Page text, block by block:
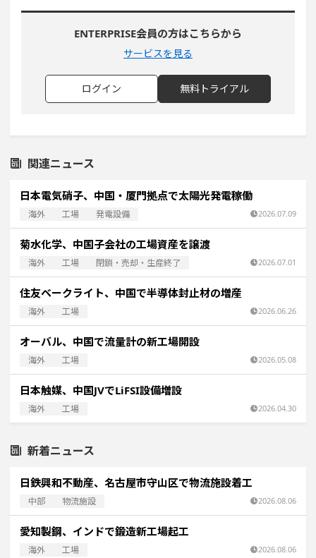
ENTERPRISE会員の方はこちらから
サービスを見る
ログイン 無料トライアル
関連ニュース
日本電気硝子、中国・厦門拠点で太陽光発電稼働
海外 工場 発電設備 2026.07.09
菊水化学、中国子会社の工場資産を譲渡
海外 工場 閉鎖・売却・生産終了 2026.07.01
住友ベークライト、中国で半導体封止材の増産
海外 工場 2026.06.26
オーバル、中国で流量計の新工場開設
海外 工場 2026.05.08
日本触媒、中国JVでLiFSI設備増設
海外 工場 2026.04.30
新着ニュース
日鉄興和不動産、名古屋市守山区で物流施設着工
中部 物流施設 2026.08.06
愛知製鋼、インドで鍛造新工場起工
海外 工場 2026.08.06